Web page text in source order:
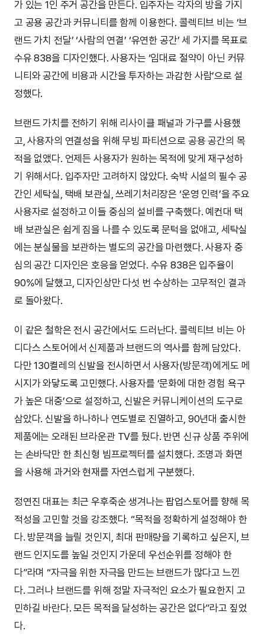
가 있는 1인 주거 공간을 만든다. 입주자는 각자의 방을 가지
고 공용 공간과 커뮤니티를 함께 이용한다. 콜렉티브 비는 ‘브
랜드 가치 전달’ ‘사람의 연결’ ‘유연한 공간’ 세 가지를 목표로
수유 838을 디자인했다. 사용자는 ‘임대료 절약이 아닌 커뮤
니티와 공간에 비용과 시간을 투자하는 과감한 사람’으로 설
정했다.
브랜드 가치를 전하기 위해 리사이클 패널과 가구를 사용했
고, 사용자의 연결성을 위해 무빙 파티션으로 공용 공간의 목
적을 없앴다. 언제든 사용자가 원하는 목적에 맞게 재구성하
기 위해서다. 입주자만 고려하지 않았다. 숙박 시설의 필수 공
간인 세탁실, 택배 보관실, 쓰레기처리장은 ‘운영 인력’을 주요
사용자로 설정하고 이들 중심의 설비를 구축했다. 예컨대 택
배 보관실은 쉽게 짐을 나를 수 있도록 문턱을 없애고, 세탁실
에는 분실물을 보관하는 별도의 공간을 마련했다. 사용자 중
심의 공간 디자인은 호응을 얻었다. 수유 838은 입주율이
90%에 달했고, 디자인상만 다섯 번 수상하는 고무적인 결과
로 돌아왔다.
이 같은 철학은 전시 공간에서도 드러난다. 콜렉티브 비는 아
디다스 스토어에서 신제품과 브랜드의 역사를 함께 담았다.
다만 130켤레의 신발을 전시하면서 사용자(방문객)에게도 메
시지가 와닿도록 고민했다. 사용자를 ‘문화에 대한 경험 욕구
가 높은 대중’으로 설정하고, 신발은 커뮤니케이션의 도구로
삼았다. 신발을 하나하나 연도별로 진열하고, 90년대 출시한
제품에는 오래된 브라운관 TV를 뒀다. 반면 신규 상품 주위에
는 손바닥만 한 최신형 빔프로젝터를 설치했다. 조명과 화면
을 사용해 과거와 현재를 자연스럽게 구분했다.
정연진 대표는 최근 우후죽순 생겨나는 팝업스토어를 향해 목
적성을 고민할 것을 강조했다. “목적을 정확하게 설정해야 한
다. 방문객을 늘릴 것인지, 최대 판매량을 기록하고 싶은지, 브
랜드 인지도를 높일 것인지 가운데 우선순위를 정해야 한
다”라며 “자극을 위한 자극을 만드는 브랜드가 많다고 느낀
다. 그러나 브랜드를 위해 정말 자극적인 요소가 필요한지 고
민하길 바란다. 모든 목적을 달성하는 공간은 없다”라고 짚었
다.